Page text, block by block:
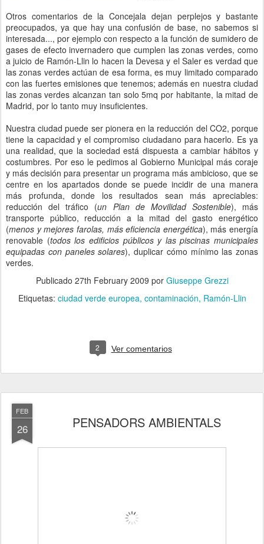
Otros comentarios de la Concejala dejan perplejos y bastante
preocupados, ya que hay una confusión de base, no sabemos si
interesada..., por ejemplo con respecto a la función de sumidero de
gases de efecto invernadero que cumplen las zonas verdes, como
a juicio de Ramón-Llin lo hacen la Devesa y el Saler es verdad que
las zonas verdes actúan de esa forma, es muy limitado comparado
con las fuertes emisiones que tenemos; además en nuestra ciudad
las zonas verdes alcanzan tan solo 5mq por habitante, la mitad de
Madrid, por lo tanto muy insuficientes.
Nuestra ciudad puede ser pionera en la reducción del CO2, porque
tiene la capacidad y el compromiso ciudadano para hacerlo. Es ya
una realidad, que la sociedad está dispuesta a cambiar hábitos y
costumbres. Por eso le pedimos al Gobierno Municipal más coraje
y más decisión para presentar un programa más ambicioso, que se
centre en los apartados donde se puede incidir de una manera
más profunda, donde los resultados sean más apreciables:
reducción del tráfico (un Plan de Movilidad Sostenible), más
transporte público, reducción a la mitad del gasto energético
(menos y mejores farolas, más eficiencia energética), más energía
renovable (todos los edificios públicos y las piscinas municipales
equipadas con paneles solares), duplicar cómo mínimo las zonas
verdes.
Publicado 27th February 2009 por Giuseppe Grezzi
Etiquetas: ciudad verde europea contaminación Ramón-Llin
2 Ver comentarios
FEB
26 PENSADORS AMBIENTALS